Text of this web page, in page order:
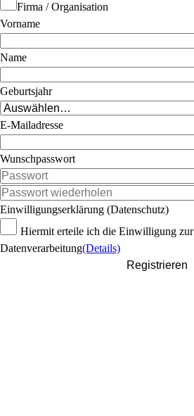
Firma / Organisation
Vorname
Name
Geburtsjahr
E-Mailadresse
Wunschpasswort
Einwilligungserklärung (Datenschutz)
Hiermit erteile ich die Einwilligung zur
Datenverarbeitung(Details)
Registrieren